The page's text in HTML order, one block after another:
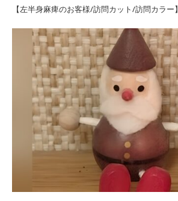
【左半身麻痺のお客様/訪問カット/訪問カラー】